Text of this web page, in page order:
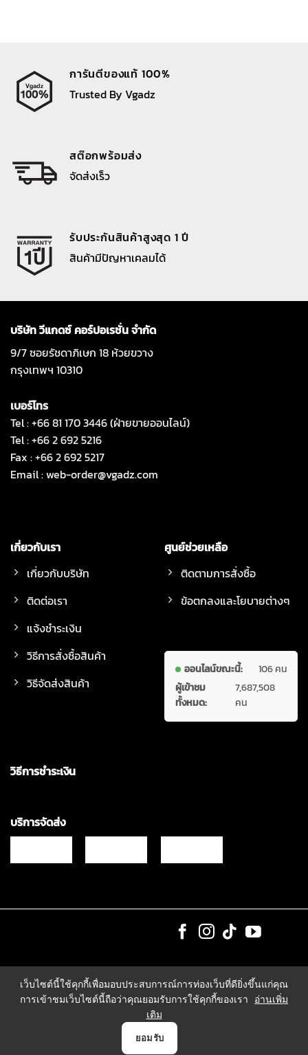
การันตีของแท้ 100%
Trusted By Vgadz
สต๊อกพร้อมส่ง
จัดส่งเร็ว
รับประกันสินค้าสูงสุด 1 ปี
สินค้ามีปัญหาเคลมได้
บริษัท วีแกดซ์ คอร์ปอเรชั่น จำกัด
9/7 ซอยรัชดาภิเษก 18 ห้วยขวาง
กรุงเทพฯ 10310
เบอร์โทร
Tel : +66 81 170 3446 (ฝ่ายขายออนไลน์)
Tel : +66 2 692 5216
Fax : +66 2 692 5217
Email :web-order@vgadz.com
เกี่ยวกับเรา
เกี่ยวกับบริษัท
ติดต่อเรา
แจ้งชำระเงิน
วิธีการสั่งซื้อสินค้า
วิธีจัดส่งสินค้า
ศูนย์ช่วยเหลือ
ติดตามการสั่งซื้อ
ข้อตกลงและโยบายต่างๆ
ออนไลน์ขณะนี้:
106 คน
ผู้เข้าชม
ทั้งหมด:
7,687,508
คน
วิธีการชำระเงิน
บริการจัดส่ง
เว็บไซต์นี้ใช้คุกกี้เพื่อมอบประสบการณ์การท่องเว็บที่ดียิ่งขึ้นแก่คุณ
การเข้าชมเว็บไซต์นี้ถือว่าคุณยอมรับการใช้คุกกี้ของเรา
อ่านเพิ่ม
เติม
ยอมรับ